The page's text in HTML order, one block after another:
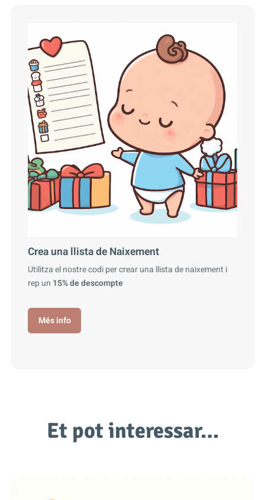
Crea una llista de Naixement
Utilitza el nostre codi per crear una llista de naixement i
rep un 15% de descompte
Més info
Et pot interessar…